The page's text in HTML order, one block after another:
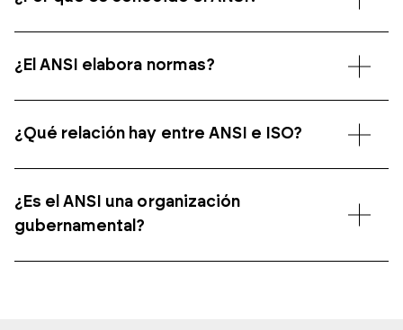
¿El ANSI elabora normas?
¿Qué relación hay entre ANSI e ISO?
¿Es el ANSI una organización
gubernamental?